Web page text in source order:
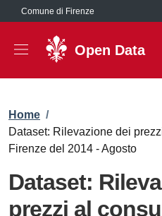
Salta al contenuto principale
Comune di Firenze
Open Data
Briciole di pane
Home /
Dataset: Rilevazione dei
Firenze del 2014 - Agosto
Dataset:
prezzi al